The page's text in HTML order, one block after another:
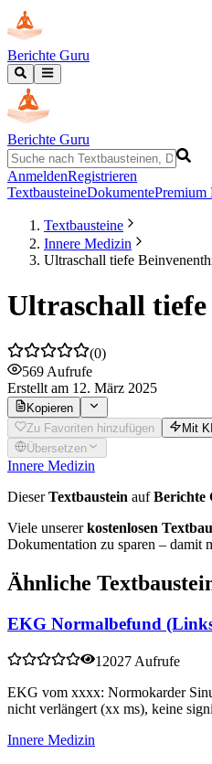
Berichte Guru
Berichte Guru
AnmeldenRegistrieren
TextbausteineDokumentePremium
Textbausteine
Innere Medizin
Ultraschall tiefe
Ultraschall
(0)
569 Aufrufe
Erstellt am 12. März 2025
Kopieren
Zu Favoriten hinzufügen
Mit
Übersetzen
Innere Medizin
DieserTextbaustein aufBerichte
Viele unsererkostenlosen
Dokumentation zu sparen – damit
Ähnliche
EKG Normalbefund
12027 Aufrufe
EKG vom xxxx: Normokarder
nicht verlängert (xx ms), keine
Innere Medizin